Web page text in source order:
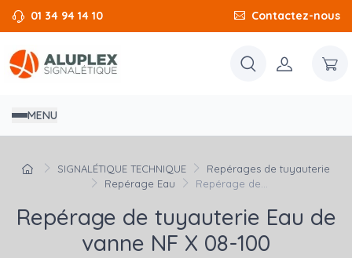
01 34 94 14 10 Contactez-nous
MENU
SIGNALÉTIQUE TECHNIQUE
Repérages de tuyauterie
Repérage Eau
Repérage de...
Repérage de tuyauterie Eau de
vanne NF X 08-100